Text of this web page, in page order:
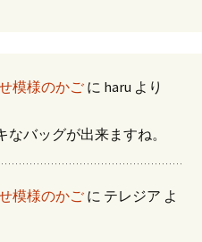
模様のかご に haru より
バッグが出来ますね。
模様のかご に テレジア よ